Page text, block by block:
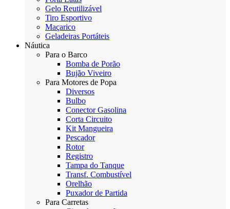
Gelo Reutilizável
Tiro Esportivo
Maçarico
Geladeiras Portáteis
Náutica
Para o Barco
Bomba de Porão
Bujão Viveiro
Para Motores de Popa
Diversos
Bulbo
Conector Gasolina
Corta Circuito
Kit Mangueira
Pescador
Rotor
Registro
Tampa do Tanque
Transf. Combustível
Orelhão
Puxador de Partida
Para Carretas